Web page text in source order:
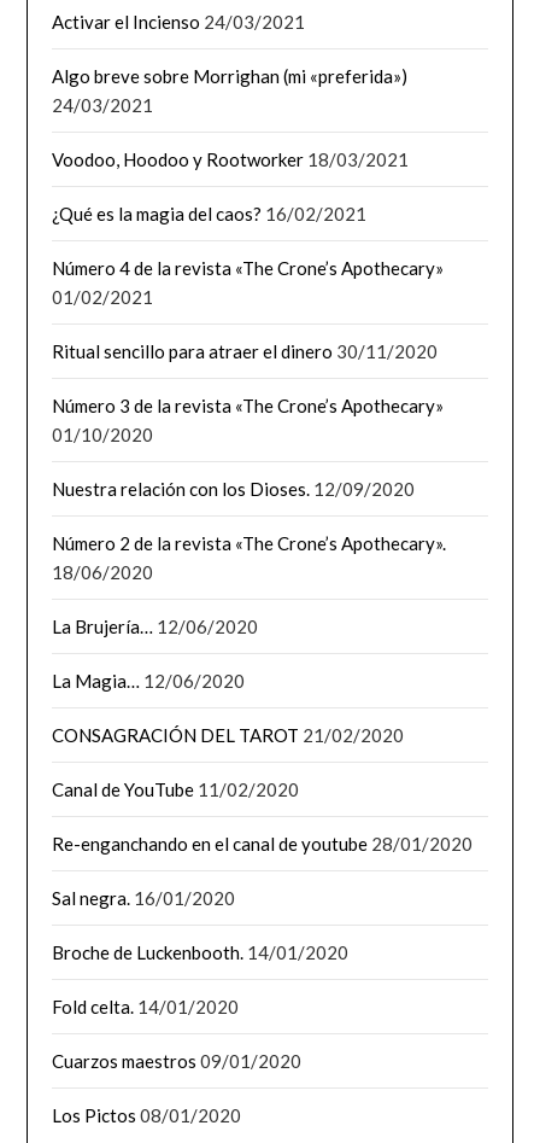
Activar el Incienso 24/03/2021
Algo breve sobre Morrighan (mi «preferida»)
24/03/2021
Voodoo, Hoodoo y Rootworker 18/03/2021
¿Qué es la magia del caos? 16/02/2021
Número 4 de la revista «The Crone’s Apothecary»
01/02/2021
Ritual sencillo para atraer el dinero 30/11/2020
Número 3 de la revista «The Crone’s Apothecary»
01/10/2020
Nuestra relación con los Dioses. 12/09/2020
Número 2 de la revista «The Crone’s Apothecary».
18/06/2020
La Brujería… 12/06/2020
La Magia… 12/06/2020
CONSAGRACIÓN DEL TAROT 21/02/2020
Canal de YouTube 11/02/2020
Re-enganchando en el canal de youtube 28/01/2020
Sal negra. 16/01/2020
Broche de Luckenbooth. 14/01/2020
Fold celta. 14/01/2020
Cuarzos maestros 09/01/2020
Los Pictos 08/01/2020